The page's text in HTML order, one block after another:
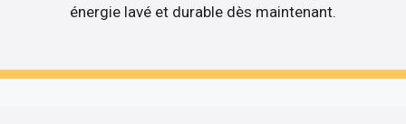
énergie lavé et durable dès maintenant.